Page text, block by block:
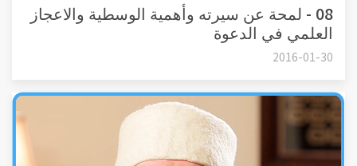
08 - لمحة عن سيرته وأهمية الوسطية والاعجاز
العلمي في الدعوة
2016-01-30